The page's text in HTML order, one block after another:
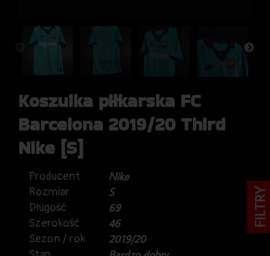
Koszulka piłkarska FC
Barcelona 2019/20 Third
Nike [S]
Producent
Nike
Rozmiar
S
Długość
69
Szerokość
46
Sezon / rok
2019/20
FILTRY